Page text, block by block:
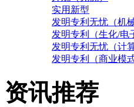
实用新型
发明专利无忧（机械
发明专利（生化/电
发明专利无忧（计
发明专利（商业模式
资讯推荐